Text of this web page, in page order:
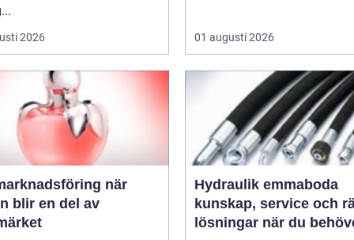
2026 01 augusti 2026
när
blir en del av
Hydraulik emmaboda
kunskap, service och
lösningar när du